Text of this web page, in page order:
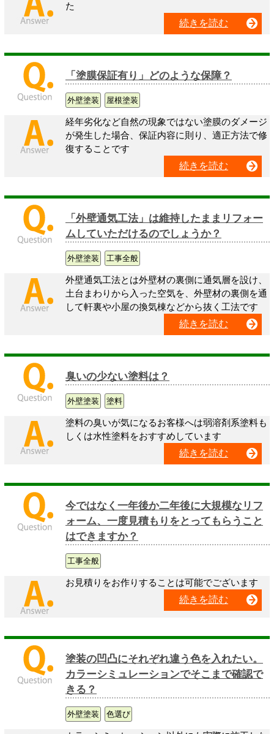
た
続きを読む
「塗膜保証有り」どのような保障？
外壁塗装 屋根塗装
経年劣化など自然の現象ではない塗膜のダメージ
が発生した場合、保証内容に則り、適正方法で修
復することです
続きを読む
「外壁通気工法」は維持したままリフォー
ムしていただけるのでしょうか？
外壁塗装 工事全般
外壁通気工法とは外壁材の裏側に通気層を設け、
土台まわりから入った空気を、外壁材の裏側を通
して軒裏や小屋の換気棟などから抜く工法です
続きを読む
臭いの少ない塗料は？
外壁塗装 塗料
塗料の臭いが気になるお客様へは弱溶剤系塗料も
しくは水性塗料をおすすめしています
続きを読む
今ではなく一年後か二年後に大規模なリフ
ォーム、一度見積もりをとってもらうこと
はできますか？
工事全般
お見積りをお作りすることは可能でございます
続きを読む
塗装の凹凸にそれぞれ違う色を入れたい。
カラーシミュレーションでそこまで確認で
きる？
外壁塗装 色選び